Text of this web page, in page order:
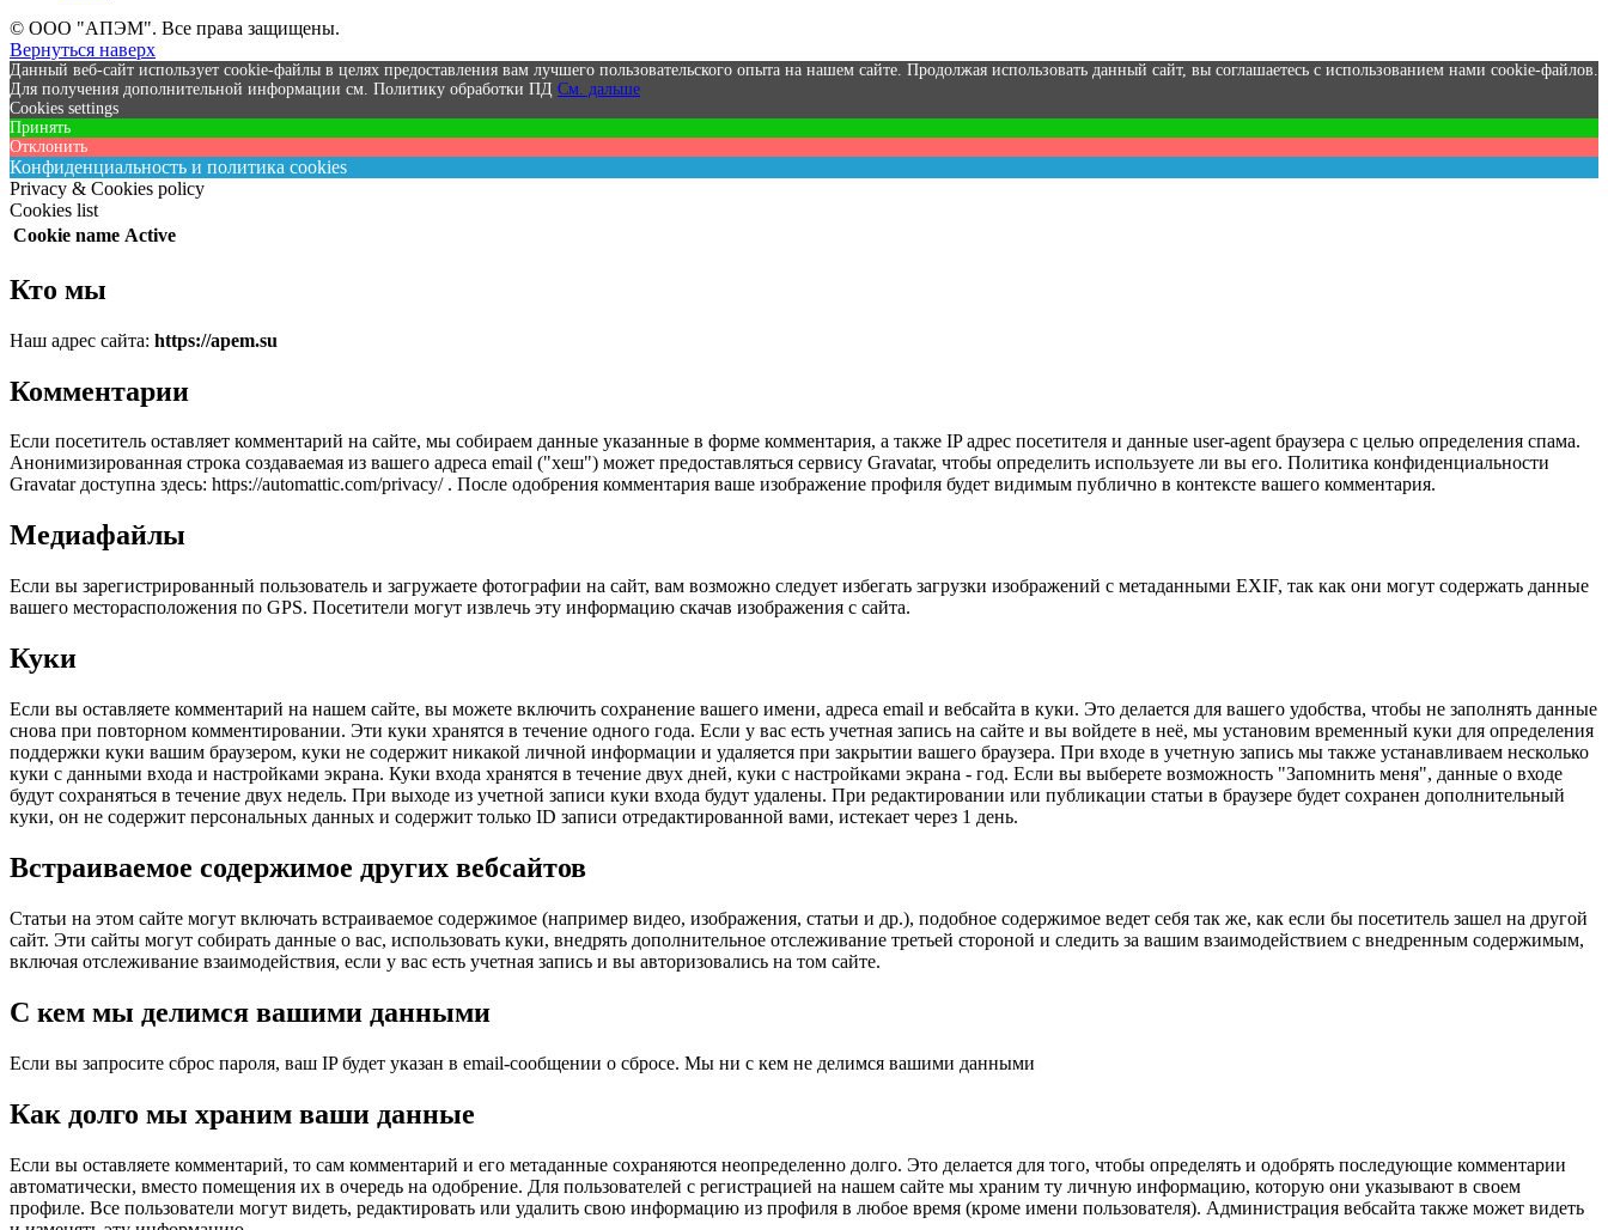
© ООО "АПЭМ". Все права защищены.
Вернуться наверх
Данный веб-сайт использует cookie-файлы в целях предоставления вам лучшего пользовательского опыта на нашем сайте. Продолжая использовать данный сайт, вы соглашаетесь с использованием нами cookie-файлов.
Для получения дополнительной информации см. Политику обработки ПД См. дальше
Cookies settings
Принять
Отклонить
Конфиденциальность и политика cookies
Privacy & Cookies policy
Cookies list
Cookie name Active
Кто мы
Наш адрес сайта: https://apem.su
Комментарии
Если посетитель оставляет комментарий на сайте, мы собираем данные указанные в форме комментария, а также IP адрес посетителя и данные user-agent браузера с целью определения спама.
Анонимизированная строка создаваемая из вашего адреса email ("хеш") может предоставляться сервису Gravatar, чтобы определить используете ли вы его. Политика конфиденциальности
Gravatar доступна здесь: https://automattic.com/privacy/ . После одобрения комментария ваше изображение профиля будет видимым публично в контексте вашего комментария.
Медиафайлы
Если вы зарегистрированный пользователь и загружаете фотографии на сайт, вам возможно следует избегать загрузки изображений с метаданными EXIF, так как они могут содержать данные
вашего месторасположения по GPS. Посетители могут извлечь эту информацию скачав изображения с сайта.
Куки
Если вы оставляете комментарий на нашем сайте, вы можете включить сохранение вашего имени, адреса email и вебсайта в куки. Это делается для вашего удобства, чтобы не заполнять данные
снова при повторном комментировании. Эти куки хранятся в течение одного года. Если у вас есть учетная запись на сайте и вы войдете в неё, мы установим временный куки для определения
поддержки куки вашим браузером, куки не содержит никакой личной информации и удаляется при закрытии вашего браузера. При входе в учетную запись мы также устанавливаем несколько
куки с данными входа и настройками экрана. Куки входа хранятся в течение двух дней, куки с настройками экрана - год. Если вы выберете возможность "Запомнить меня", данные о входе
будут сохраняться в течение двух недель. При выходе из учетной записи куки входа будут удалены. При редактировании или публикации статьи в браузере будет сохранен дополнительный
куки, он не содержит персональных данных и содержит только ID записи отредактированной вами, истекает через 1 день.
Встраиваемое содержимое других вебсайтов
Статьи на этом сайте могут включать встраиваемое содержимое (например видео, изображения, статьи и др.), подобное содержимое ведет себя так же, как если бы посетитель зашел на другой
сайт. Эти сайты могут собирать данные о вас, использовать куки, внедрять дополнительное отслеживание третьей стороной и следить за вашим взаимодействием с внедренным содержимым,
включая отслеживание взаимодействия, если у вас есть учетная запись и вы авторизовались на том сайте.
С кем мы делимся вашими данными
Если вы запросите сброс пароля, ваш IP будет указан в email-сообщении о сбросе. Мы ни с кем не делимся вашими данными
Как долго мы храним ваши данные
Если вы оставляете комментарий, то сам комментарий и его метаданные сохраняются неопределенно долго. Это делается для того, чтобы определять и одобрять последующие комментарии
автоматически, вместо помещения их в очередь на одобрение. Для пользователей с регистрацией на нашем сайте мы храним ту личную информацию, которую они указывают в своем
профиле. Все пользователи могут видеть, редактировать или удалить свою информацию из профиля в любое время (кроме имени пользователя). Администрация вебсайта также может видеть